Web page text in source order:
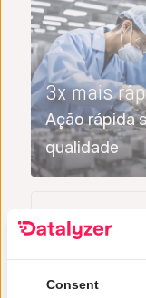
3x mais
Ação rápida
qualidade
Setores que
e bebidas
bebidas
Consent